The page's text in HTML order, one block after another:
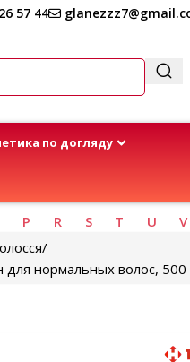
57 44
по догляду
P R S T U V
нормальных волос, 500